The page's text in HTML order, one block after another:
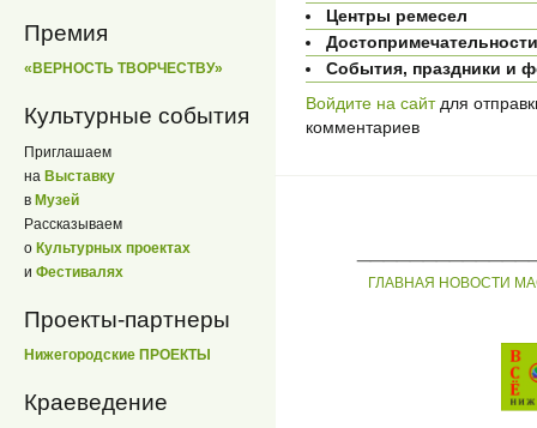
Премия
«ВЕРНОСТЬ ТВОРЧЕСТВУ»
Культурные события
Приглашаем
на Выставку
в Музей
Рассказываем
о Культурных проектах
и Фестивалях
Проекты-партнеры
Нижегородские ПРОЕКТЫ
Краеведение
Центры ремесел
Достопримечательности
События, праздники и
Войдите на сайтдля
комментариев
ГЛАВНАЯ НОВОСТИ